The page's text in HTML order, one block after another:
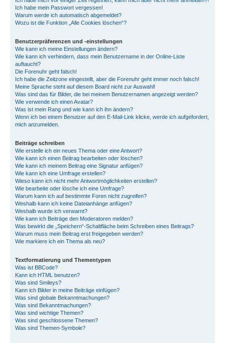
Ich habe mein Passwort vergessen!
Warum werde ich automatisch abgemeldet?
Wozu ist die Funktion „Alle Cookies löschen“?
Benutzerpräferenzen und -einstellungen
Wie kann ich meine Einstellungen ändern?
Wie kann ich verhindern, dass mein Benutzername in der Online-Liste
auftaucht?
Die Forenuhr geht falsch!
Ich habe die Zeitzone eingestellt, aber die Forenuhr geht immer noch falsch!
Meine Sprache steht auf diesem Board nicht zur Auswahl!
Was sind das für Bilder, die bei meinem Benutzernamen angezeigt werden?
Wie verwende ich einen Avatar?
Was ist mein Rang und wie kann ich ihn ändern?
Wenn ich bei einem Benutzer auf den E-Mail-Link klicke, werde ich aufgefordert,
mich anzumelden.
Beiträge schreiben
Wie erstelle ich ein neues Thema oder eine Antwort?
Wie kann ich einen Beitrag bearbeiten oder löschen?
Wie kann ich meinem Beitrag eine Signatur anfügen?
Wie kann ich eine Umfrage erstellen?
Wieso kann ich nicht mehr Antwortmöglichkeiten erstellen?
Wie bearbeite oder lösche ich eine Umfrage?
Warum kann ich auf bestimmte Foren nicht zugreifen?
Weshalb kann ich keine Dateianhänge anfügen?
Weshalb wurde ich verwarnt?
Wie kann ich Beiträge den Moderatoren melden?
Was bewirkt die „Speichern“-Schaltfläche beim Schreiben eines Beitrags?
Warum muss mein Beitrag erst freigegeben werden?
Wie markiere ich ein Thema als neu?
Textformatierung und Thementypen
Was ist BBCode?
Kann ich HTML benutzen?
Was sind Smileys?
Kann ich Bilder in meine Beiträge einfügen?
Was sind globale Bekanntmachungen?
Was sind Bekanntmachungen?
Was sind wichtige Themen?
Was sind geschlossene Themen?
Was sind Themen-Symbole?